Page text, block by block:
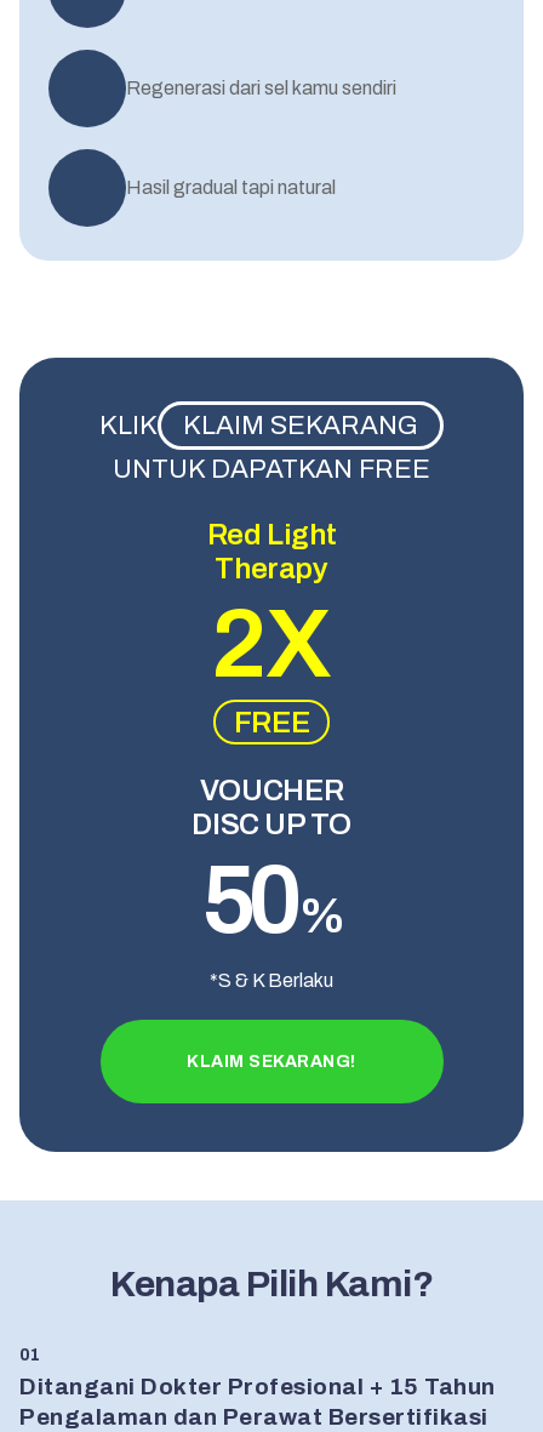
Regenerasi dari sel kamu sendiri
Hasil gradual tapi natural
KLIK
KLAIM SEKARANG
UNTUK DAPATKAN FREE
Red Light
Therapy
2X
FREE
VOUCHER
DISC UP TO
50%
*S & K Berlaku
KLAIM SEKARANG!
Kenapa Pilih Kami?
01
Ditangani Dokter Profesional + 15 Tahun
Pengalaman dan Perawat Bersertifikasi